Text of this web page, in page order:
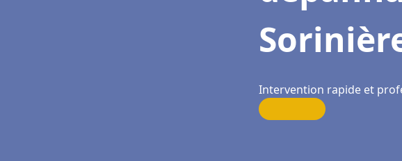
Intervention rapide et